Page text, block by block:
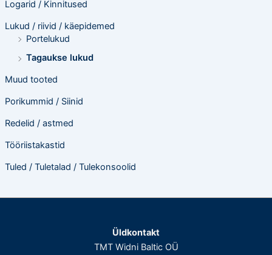
Logarid / Kinnitused
Lukud / riivid / käepidemed
Portelukud
Tagaukse lukud
Muud tooted
Porikummid / Siinid
Redelid / astmed
Tööriistakastid
Tuled / Tuletalad / Tulekonsoolid
Üldkontakt
TMT Widni Baltic OÜ